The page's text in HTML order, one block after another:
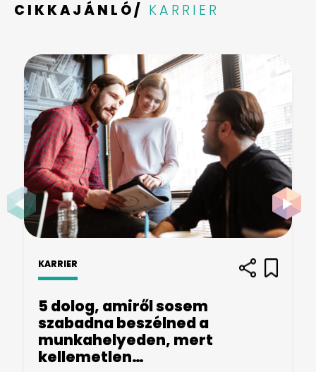
CIKKAJÁNLÓ/ KARRIER
KARRIER
5 dolog, amiről sosem
szabadna beszélned a
munkahelyeden, mert
kellemetlen…